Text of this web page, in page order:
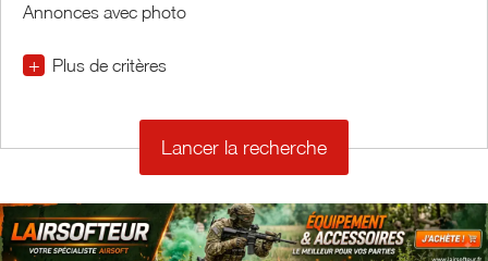
Annonces avec photo
+ Plus de critères